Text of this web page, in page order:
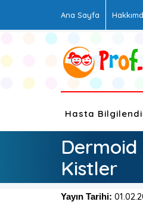
Ana Sayfa
Hasta
Kistler
Yayın Tarihi: